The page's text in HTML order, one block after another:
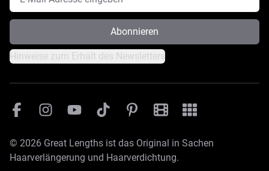
Abonnieren
Hinweise zum Erhalt des Newsletters
FacebookInstagramYouTubeTikTok PinterestGreat Lengths
Great Lengths -
© 2026 Great Lengths ist das Original in Sachen
Haarverlängerung und Haarverdichtung.